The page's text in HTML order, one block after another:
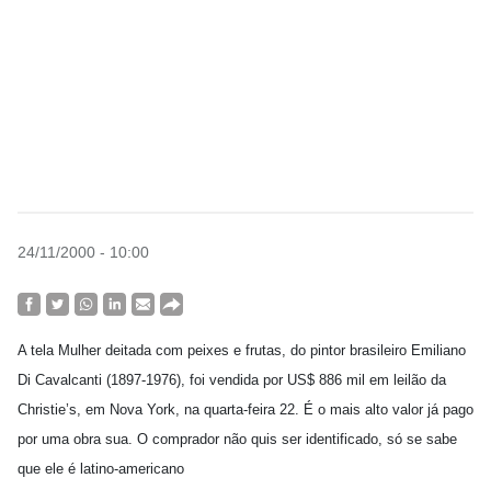
24/11/2000 - 10:00
A tela Mulher deitada com peixes e frutas, do pintor brasileiro Emiliano
Di Cavalcanti (1897-1976), foi vendida por US$ 886 mil em leilão da
Christie’s, em Nova York, na quarta-feira 22. É o mais alto valor já pago
por uma obra sua. O comprador não quis ser identificado, só se sabe
que ele é latino-americano